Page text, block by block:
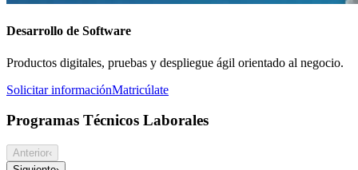
Desarrollo de Software
Productos digitales, pruebas y despliegue ágil orientado al negocio.
Solicitar informaciónMatricúlate
Programas Técnicos Laborales
Anterior‹